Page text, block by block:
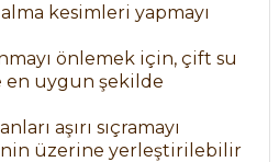
kesimleri yapmayı
önlemek için, çift su
en uygun şekilde
aşırı sıçramayı
üzerine yerleştirilebilir